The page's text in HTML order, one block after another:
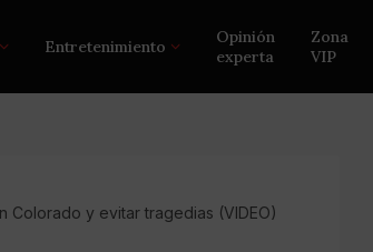
Entretenimiento
Opinión
experta
Zona
VIP
Colorado y evitar tragedias (VIDEO)